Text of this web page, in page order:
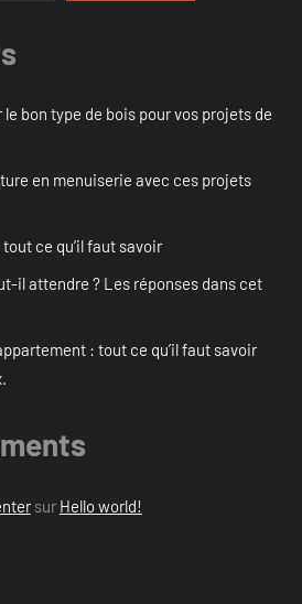
bon type de bois pour vos projets de
en menuiserie avec ces projets
ce qu’il faut savoir
il attendre ? Les réponses dans cet
: tout ce qu’il faut savoir
sur Hello world!